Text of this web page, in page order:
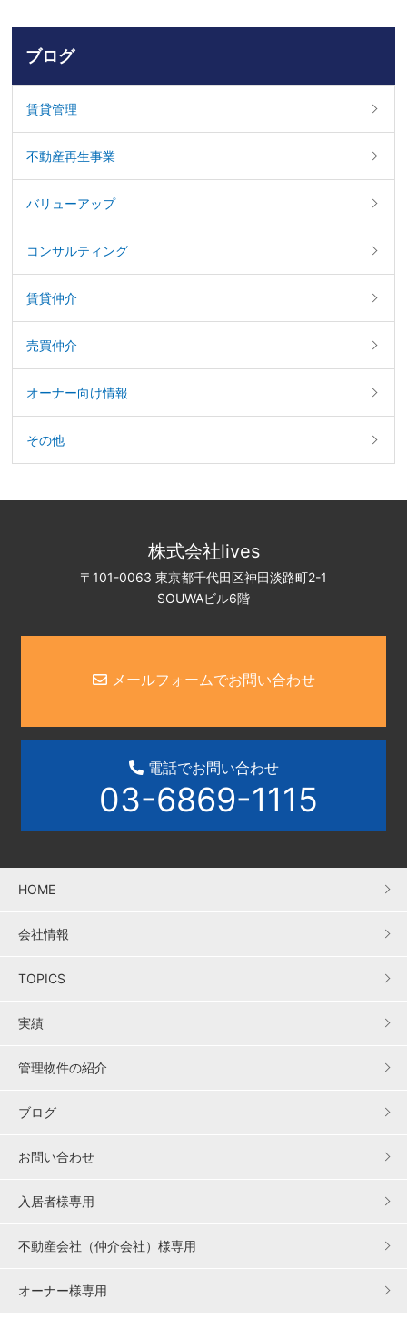
ブログ
賃貸管理
不動産再生事業
バリューアップ
コンサルティング
賃貸仲介
売買仲介
オーナー向け情報
その他
株式会社lives
〒101-0063 東京都千代田区神田淡路町2-1
SOUWAビル6階
メールフォームでお問い合わせ
電話でお問い合わせ
03-6869-1115
HOME
会社情報
TOPICS
実績
管理物件の紹介
ブログ
お問い合わせ
入居者様専用
不動産会社（仲介会社）様専用
オーナー様専用